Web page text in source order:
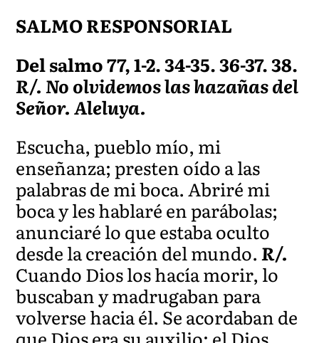
SALMO RESPONSORIAL
Del salmo 77, 1-2. 34-35. 36-37. 38.
R/. No olvidemos las hazañas del
Señor. Aleluya.
Escucha, pueblo mío, mi
enseñanza; presten oído a las
palabras de mi boca. Abriré mi
boca y les hablaré en parábolas;
anunciaré lo que estaba oculto
desde la creación del mundo.R/.
Cuando Dios los hacía morir, lo
buscaban y madrugaban para
volverse hacia él. Se acordaban de